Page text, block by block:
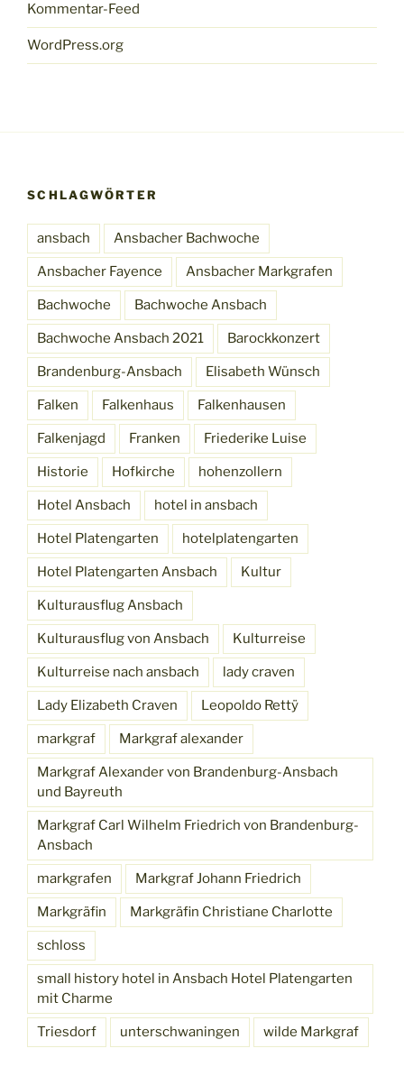
Kommentar-Feed
WordPress.org
SCHLAGWÖRTER
ansbach Ansbacher Bachwoche
Ansbacher Fayence Ansbacher Markgrafen
Bachwoche Bachwoche Ansbach
Bachwoche Ansbach 2021 Barockkonzert
Brandenburg-Ansbach Elisabeth Wünsch
Falken Falkenhaus Falkenhausen
Falkenjagd Franken Friederike Luise
Historie Hofkirche hohenzollern
Hotel Ansbach hotel in ansbach
Hotel Platengarten hotelplatengarten
Hotel Platengarten Ansbach Kultur
Kulturausflug Ansbach
Kulturausflug von Ansbach Kulturreise
Kulturreise nach ansbach lady craven
Lady Elizabeth Craven Leopoldo Rettÿ
markgraf Markgraf alexander
Markgraf Alexander von Brandenburg-Ansbach
und Bayreuth
Markgraf Carl Wilhelm Friedrich von Brandenburg-
Ansbach
markgrafen Markgraf Johann Friedrich
Markgräfin Markgräfin Christiane Charlotte
schloss
small history hotel in Ansbach Hotel Platengarten
mit Charme
Triesdorf unterschwaningen wilde Markgraf